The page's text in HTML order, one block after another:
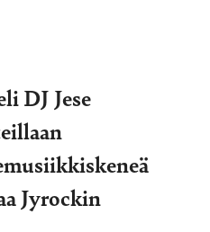
DJ Jese
Jyrockin